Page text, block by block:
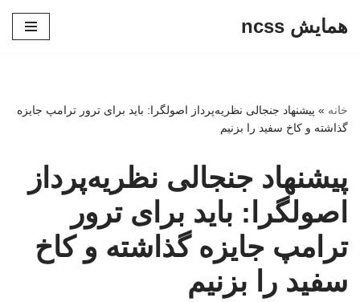
همایش ncss
خانه » پیشنهاد جنجالی نظریه‌پرداز اصولگرا: باید برای ترور ترامپ جایزه
گذاشته و کاخ سفید را بزنیم
پیشنهاد جنجالی نظریه‌پرداز
اصولگرا: باید برای ترور
ترامپ جایزه گذاشته و کاخ
سفید را بزنیم